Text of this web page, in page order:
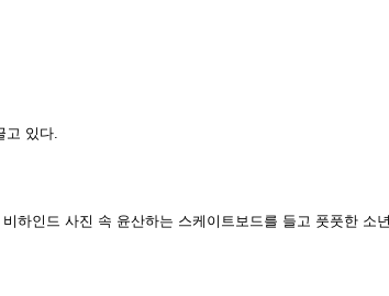
고 있다.
하인드 사진 속 윤산하는 스케이트보드를 들고 풋풋한